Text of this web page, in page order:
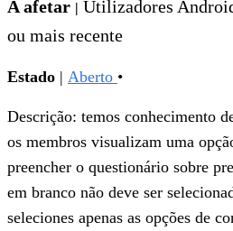
A afetar | Utilizadores
ou mais recente
Estado | Aberto •
Descrição: temos conhecimento
os membros visualizam uma
preencher o questionário sobre
em branco não deve ser
seleciones apenas as opções de